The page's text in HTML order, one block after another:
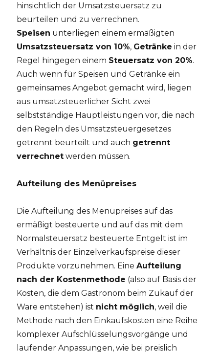
hinsichtlich der Umsatzsteuersatz zu
beurteilen und zu verrechnen.
Speisen unterliegen einem ermäßigten
Umsatzsteuersatz von 10%, Getränke in der
Regel hingegen einem Steuersatz von 20%.
Auch wenn für Speisen und Getränke ein
gemeinsames Angebot gemacht wird, liegen
aus umsatzsteuerlicher Sicht zwei
selbstständige Hauptleistungen vor, die nach
den Regeln des Umsatzsteuergesetzes
getrennt beurteilt und auch getrennt
verrechnet werden müssen.
Aufteilung des Menüpreises
Die Aufteilung des Menüpreises auf das
ermäßigt besteuerte und auf das mit dem
Normalsteuersatz besteuerte Entgelt ist im
Verhältnis der Einzelverkaufspreise dieser
Produkte vorzunehmen. EineAufteilung
nach der Kostenmethode (also auf Basis der
Kosten, die dem Gastronom beim Zukauf der
Ware entstehen) ist nicht möglich, weil die
Methode nach den Einkaufskosten eine Reihe
komplexer Aufschlüsselungsvorgänge und
laufender Anpassungen, wie bei preislich